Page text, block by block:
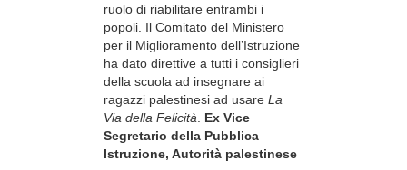
ruolo di riabilitare entrambi i
popoli. Il Comitato del Ministero
per il Miglioramento dell’Istruzione
ha dato direttive a tutti i consiglieri
della scuola ad insegnare ai
ragazzi palestinesi ad usare La
Via della Felicità. Ex Vice
Segretario della Pubblica
Istruzione, Autorità palestinese